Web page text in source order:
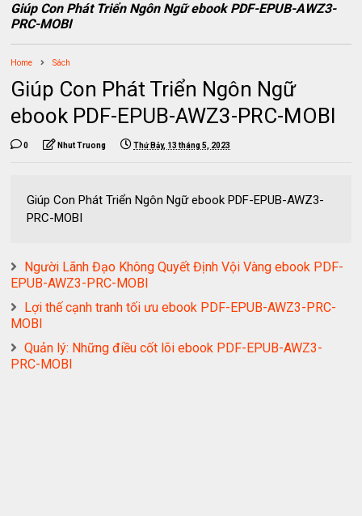
Giúp Con Phát Triển Ngôn Ngữ ebook PDF-EPUB-AWZ3-
PRC-MOBI
Home Sách
Giúp Con Phát Triển Ngôn Ngữ
ebook PDF-EPUB-AWZ3-PRC-MOBI
0 Nhut Truong Thứ Bảy, 13 tháng 5, 2023
Giúp Con Phát Triển Ngôn Ngữ ebook PDF-EPUB-AWZ3-
PRC-MOBI
Người Lãnh Đạo Không Quyết Định Vội Vàng ebook PDF-
EPUB-AWZ3-PRC-MOBI
Lợi thế cạnh tranh tối ưu ebook PDF-EPUB-AWZ3-PRC-
MOBI
Quản lý: Những điều cốt lõi ebook PDF-EPUB-AWZ3-
PRC-MOBI